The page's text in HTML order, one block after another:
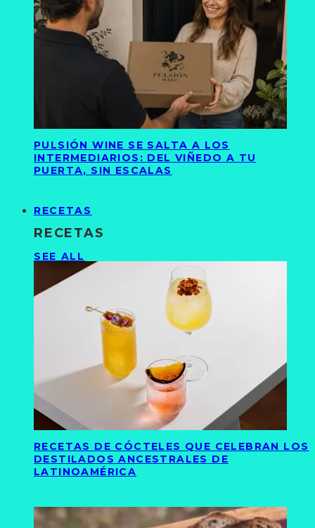
PULSIÓN WINE SE SALTA A LOS
INTERMEDIARIOS: DEL VIÑEDO A TU
PUERTA, SIN ESCALAS
RECETAS
RECETAS
SEE ALL
RECETAS DE CÓCTELES QUE CELEBRAN LOS
DESTILADOS ANCESTRALES DE
LATINOAMÉRICA